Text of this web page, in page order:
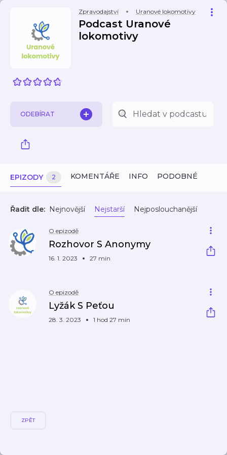
Zpravodajství Uranové lokomotivy
Podcast Uranové
lokomotivy
ODEBÍRAT
EPIZODY 2 KOMENTÁŘE INFO PODOBNÉ
Řadit dle: Nejnovější Nejstarší Nejposlouchanější
O epizodě
Rozhovor S Anonymy
16. 1. 2023 27 min
O epizodě
Lyžák S Peťou
28. 3. 2023 1 hod 27 min
ZPĚT